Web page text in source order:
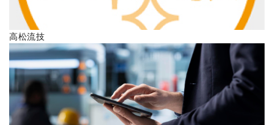
高松流技